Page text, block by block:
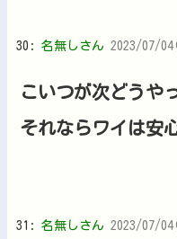
30: 名無しさん 2023/07/
こいつが次どうや
それならワイは安
31: 名無しさん 2023/07/